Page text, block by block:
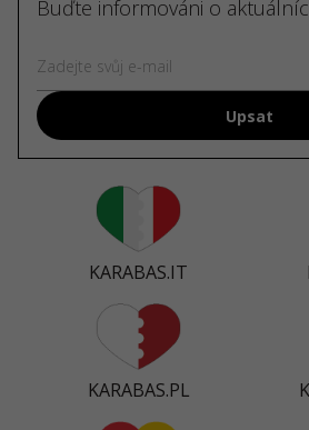
Buďte informováni o
Upsat
KARABAS.IT
KARABAS.PL